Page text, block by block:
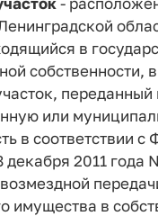
в
собственности,
переданный
или
в соответствии
декабря 2011 года
имущества в